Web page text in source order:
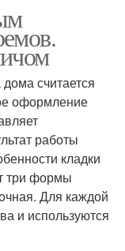
считается
оформление
работы
кладки
три формы
Для каждой
и используются